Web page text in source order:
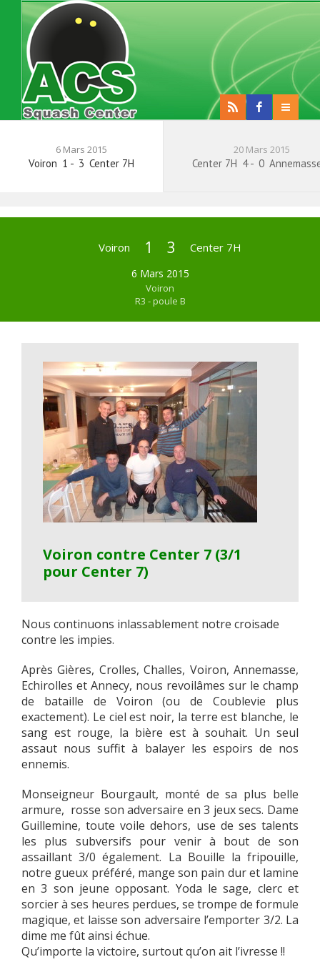
6 Mars 2015
Voiron 1 - 3 Center 7H
20 Mars 2015
Center 7H 4 - 0
Voiron 1 3 Center 7H
6 Mars 2015
Voiron
R3 - poule B
Voiron contre Center 7 (3/1
pour Center 7)
Nous continuons inlassablement notre croisade
contre les impies.
Après Gières, Crolles, Challes, Voiron, Annemasse,
Echirolles et Annecy, nous revoilâmes sur le champ
de bataille de Voiron (ou de Coublevie plus
exactement). Le ciel est noir, la terre est blanche, le
sang est rouge, la bière est à souhait. Un seul
assaut nous suffit à balayer les espoirs de nos
ennemis.
Monseigneur Bourgault, monté de sa plus belle
armure, rosse son adversaire en 3 jeux secs. Dame
Guillemine, toute voile dehors, use de ses talents
les plus subversifs pour venir à bout de son
assaillant 3/0 également. La Bouille la fripouille,
notre gueux préféré, mange son pain dur et lamine
en 3 son jeune opposant. Yoda le sage, clerc et
sorcier à ses heures perdues, se trompe de formule
magique, et laisse son adversaire l’emporter 3/2. La
dime me fût ainsi échue.
Qu’importe la victoire, surtout qu’on ait l’ivresse !!